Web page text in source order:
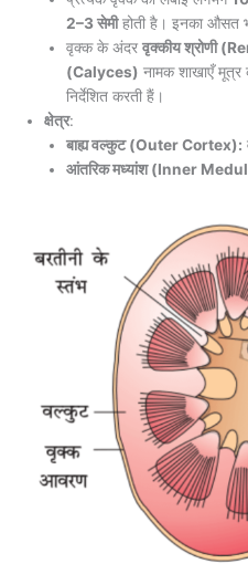
2–3 सेमीहोती है। इनका औसत
वृक्क के अंदर वृक्कीय श्रोणी
(Calyces) नामक शाखाएँ
निर्देशित करती हैं।
क्षेत्र:
बाह्य वल्कुट (Outer Cortex):
आंतरिक मध्यांश (Inner